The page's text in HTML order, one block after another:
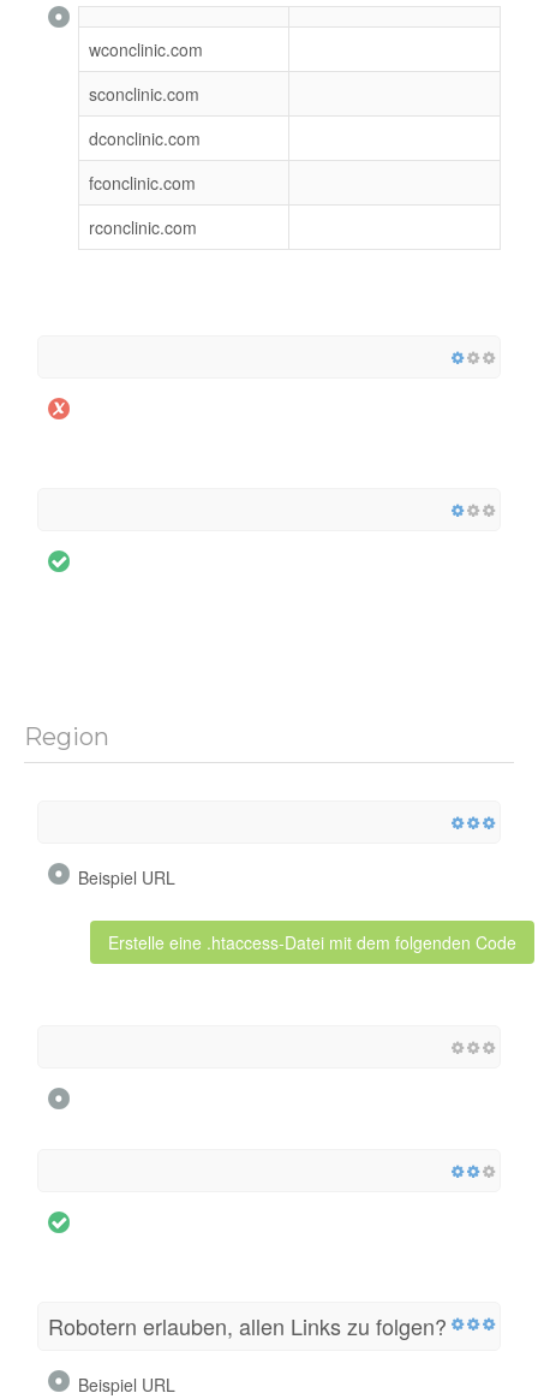
wconclinic.com
sconclinic.com
dconclinic.com
fconclinic.com
rconclinic.com
Region
Beispiel URL
Erstelle eine .htaccess-Datei mit dem folgenden Code
Robotern erlauben, allen Links zu folgen?
Beispiel URL